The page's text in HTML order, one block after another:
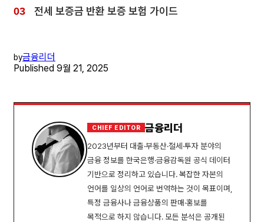
전세 보증금 반환 보증 보험 가이드
by금융리더
Published 9월 21, 2025
CHIEF EDITOR 금융리더
2023년부터 대출·부동산·절세·투자 분야의
금융 정보를 한국은행·금융감독원 공식 데이터
기반으로 정리하고 있습니다. 복잡한 자본의
언어를 일상의 언어로 번역하는 것이 목표이며,
특정 금융사나 금융상품의 판매·홍보를
목적으로 하지 않습니다. 모든 분석은 공개된